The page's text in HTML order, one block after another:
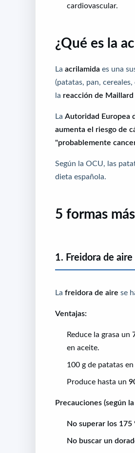
cardiovascular.
¿Qué es la
La acrilamida es una
(patatas, pan,
la reacción de Maillard
La Autoridad Europea
aumenta el riesgo de
"probablemente
Según la OCU, las
dieta española.
5 formas
1. Freidora de
La freidora de aire se
Ventajas:
Reduce la grasa un
en aceite.
100 g de patatas
Produce hasta un
Precauciones (según
No superar los 175
No buscar un